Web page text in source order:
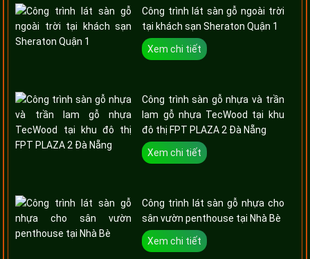
Công trình lát sàn gỗ ngoài trời
tại khách sạn Sheraton Quận 1
Xem chi tiết
Công trình sàn gỗ nhựa và trần
lam gỗ nhựa TecWood tại khu
đô thị FPT PLAZA 2 Đà Nẵng
Xem chi tiết
Công trình lát sàn gỗ nhựa cho
sân vườn penthouse tại Nhà Bè
Xem chi tiết